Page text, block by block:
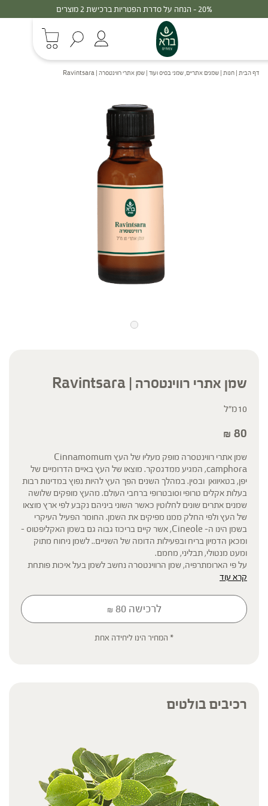
30% - הנחה על סדרת הפטריות ברכישת 3 מוצרים
דף הבית | חנות | שמנים אתריים, שמני בסיס ועוד | שמן אתרי רווינטסרה | Ravintsara
שמן אתרי רווינטסרה | Ravintsara
10מ"ל
₪ 80
שמן אתרי רווינטסרה מופק מעליו של העץ Cinnamomum
camphora, המגיע ממדגסקר. מוצאו של העץ באיים הדרומיים של
יפן, בטאיוואן ובסין. במהלך השנים הפך העץ להיות נפוץ במדינות רבות
בעלות אקלים טרופי וסובטרופי ברחבי העולם. מהעץ מופקים שלושה
שמנים אתרים שונים לחלוטין כאשר השוני ביניהם נקבע לפי ארץ מוצאו
של העץ ולפי החלק ממנו מפיקים את השמן. החומר הפעיל העיקרי
בשמן הינו ה- Cineole, אשר קיים בריכוז גבוה גם בשמן האקליפטוס –
ומכאן הדמיון בריח ובפעילות הדומה של השניים.. לשמן ניחוח מתוק
ומעט מנטולי, תבליני, מחמם.
על פי הארומתרפיה, שמן הרווינטסרה נחשב לשמן בעל איכות פותחת
ומטהרת, עם זיקה למערכת הנשימה. בשונה מהאקליפטוס גלובוס,
ובאנשים רגישים. לריחו אופי מעט ממריץ ובהדפה הוא משמש לטיהור
וניקוי חלל החדר.
* קיים בלבול בין שמן הרווינטסרה המופק מ Cinnamomum
שמנים אתרים הינם החלק המרוכז ביותר של החומר מדיף הריח
בצמחים, יש המגדירים אותם כ'נשמה של הצמח'. השמנים האתרים
– מולקולות קטנות, מהירות ונדיפות שיכולות לחדור בקלות למחזור
הדם דרך הרחה, מריחה ובליעה.
*השמנים האתרים של ברא צמחים מיודעים להדפה בלבד, וניתן
לעשות בהם שימוש במבער / דיפיוזר או לטפטף מספר טיפות על
קרא עוד
לרכישה ₪ 80
* המחיר הינו ליחידה אחת
רכיבים בולטים